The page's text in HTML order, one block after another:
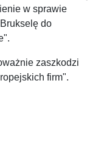
w sprawie
do
zaszkodzi
firm".